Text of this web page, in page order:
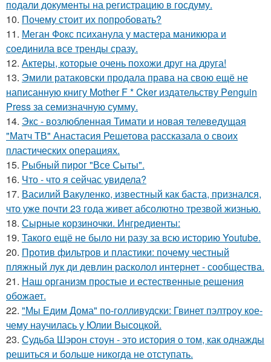
подали документы на регистрацию в госдуму.
10. Почему стоит их попробовать?
11. Меган Фокс психанула у мастера маникюра и
соединила все тренды сразу.
12. Актеры, которые очень похожи друг на друга!
13. Эмили ратаковски продала права на свою ещё не
написанную книгу Mother F * Cker издательству Penguin
Press за семизначную сумму.
14. Экс - возлюбленная Тимати и новая телеведущая
"Матч ТВ" Анастасия Решетова рассказала о своих
пластических операциях.
15. Рыбный пирог "Все Сыты".
16. Что - что я сейчас увидела?
17. Василий Вакуленко, известный как баста, признался,
что уже почти 23 года живет абсолютно трезвой жизнью.
18. Сырные корзиночки. Ингредиенты:
19. Такого ещё не было ни разу за всю историю Youtube.
20. Против фильтров и пластики: почему честный
пляжный лук ди девлин расколол интернет - сообщества.
21. Наш организм простые и естественные решения
обожает.
22. "Мы Едим Дома" по-голливудски: Гвинет пэлтроу кое-
чему научилась у Юлии Высоцкой.
23. Судьба Шэрон стоун - это история о том, как однажды
решиться и больше никогда не отступать.